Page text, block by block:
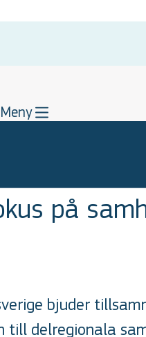
Meny
på
bjuder
till delregionala